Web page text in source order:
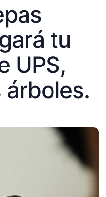
tu
UPS,
árboles.